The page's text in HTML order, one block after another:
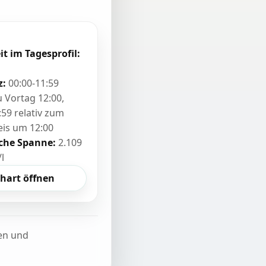
im Tagesprofil:
00:00-11:59
Vortag 12:00,
relativ zum
um 12:00
Spanne: 2.109
öffnen
und